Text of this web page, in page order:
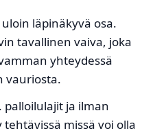
läpinäkyvä osa.
tavallinen vaiva, joka
yhteydessä
vauriosta.
palloilulajit ja ilman
missä voi olla